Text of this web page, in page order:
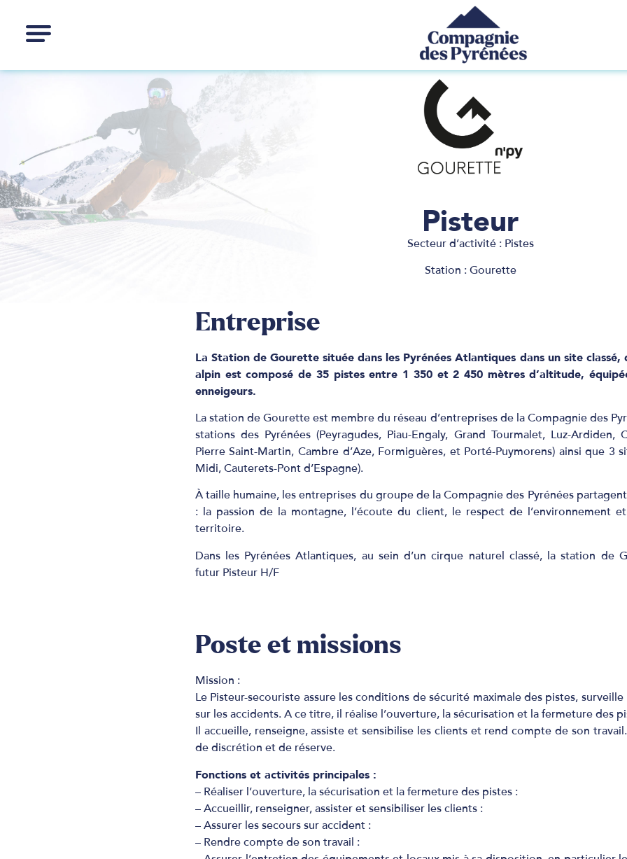
Pisteur
Secteur d’activité : Pistes
Station : Gourette
Entreprise
La Station de Gourette située dans les Pyrénées Atlantiques dans un site
alpin est composé de 35 pistes entre 1 350 et 2 450 mètres d’altitude,
enneigeurs.
La station de Gourette est membre du réseau d’entreprises de la Compagnie des
stations des Pyrénées (Peyragudes, Piau-Engaly, Grand Tourmalet, Luz-Ardiden,
Pierre Saint-Martin, Cambre d’Aze, Formiguères, et Porté-Puymorens) ainsi que 3
Midi, Cauterets-Pont d’Espagne).
À taille humaine, les entreprises du groupe de la Compagnie des Pyrénées
: la passion de la montagne, l’écoute du client, le respect de l’environnement
territoire.
Dans les Pyrénées Atlantiques, au sein d’un cirque naturel classé, la station de
futur Pisteur H/F
Poste et missions
Mission :
Le Pisteur-secouriste assure les conditions de sécurité maximale des pistes,
sur les accidents. A ce titre, il réalise l’ouverture, la sécurisation et la fermeture des
Il accueille, renseigne, assiste et sensibilise les clients et rend compte de son
de discrétion et de réserve.
Fonctions et activités principales :
– Réaliser l’ouverture, la sécurisation et la fermeture des pistes :
– Accueillir, renseigner, assister et sensibiliser les clients :
– Assurer les secours sur accident :
– Rendre compte de son travail :